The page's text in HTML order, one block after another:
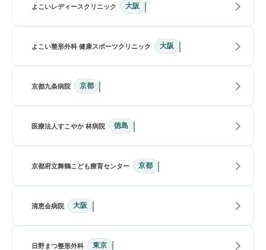
よこいレディースクリニック 大阪
よこい整形外科 健康スポーツクリニック 大阪
京都九条病院 京都
医療法人すこやか 林病院 徳島
京都府立舞鶴こども療育センター 京都
清恵会病院 大阪
日野まつ整形外科 東京